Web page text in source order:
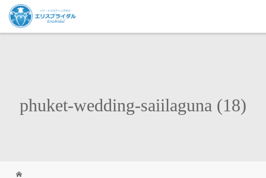
phuket-wedding-saiilaguna (18)